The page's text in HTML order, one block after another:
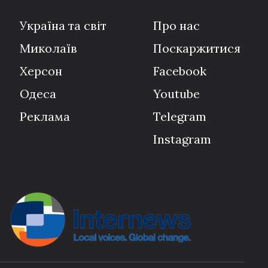
Україна та світ
Миколаїв
Херсон
Одеса
Реклама
Про нас
Поскаржитися
Facebook
Youtube
Telegram
Instagram